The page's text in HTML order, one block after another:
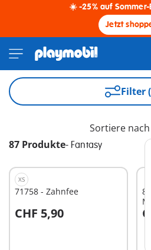
☀️ -25% auf
Jetzt
Filter
87 Produkte- Fantasy
Sortiere nach
XS
71758 - Zahnfee
CHF 5,90
In den Warenkorb